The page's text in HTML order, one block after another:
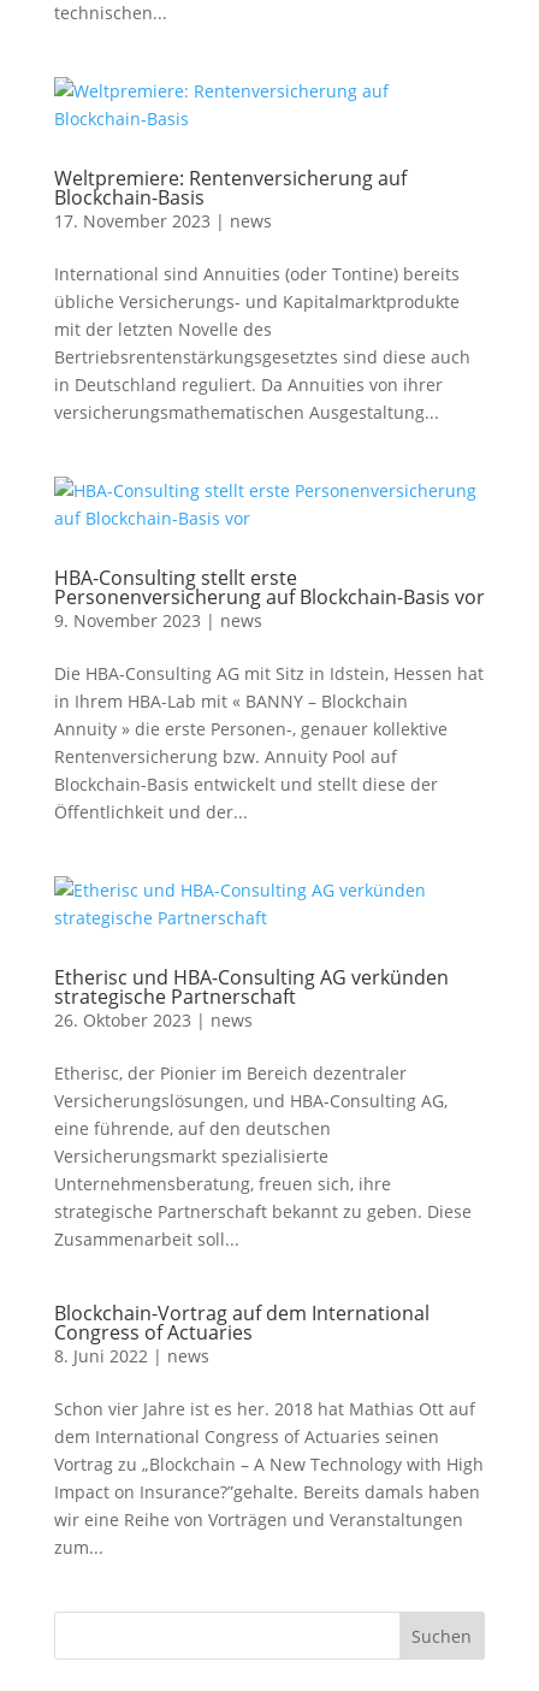
technischen...
Weltpremiere: Rentenversicherung auf
Blockchain-Basis
17. November 2023 | news
International sind Annuities (oder Tontine) bereits
übliche Versicherungs- und Kapitalmarktprodukte
mit der letzten Novelle des
Bertriebsrentenstärkungsgesetztes sind diese auch
in Deutschland reguliert. Da Annuities von ihrer
versicherungsmathematischen Ausgestaltung...
HBA-Consulting stellt erste
Personenversicherung auf Blockchain-Basis vor
9. November 2023 | news
Die HBA-Consulting AG mit Sitz in Idstein, Hessen hat
in Ihrem HBA-Lab mit « BANNY – Blockchain
Annuity » die erste Personen-, genauer kollektive
Rentenversicherung bzw. Annuity Pool auf
Blockchain-Basis entwickelt und stellt diese der
Öffentlichkeit und der...
Etherisc und HBA-Consulting AG verkünden
strategische Partnerschaft
26. Oktober 2023 | news
Etherisc, der Pionier im Bereich dezentraler
Versicherungslösungen, und HBA-Consulting AG,
eine führende, auf den deutschen
Versicherungsmarkt spezialisierte
Unternehmensberatung, freuen sich, ihre
strategische Partnerschaft bekannt zu geben. Diese
Zusammenarbeit soll...
Blockchain-Vortrag auf dem International
Congress of Actuaries
8. Juni 2022| news
Schon vier Jahre ist es her. 2018 hat Mathias Ott auf
dem International Congress of Actuaries seinen
Vortrag zu „Blockchain – A New Technology with High
Impact on Insurance?”gehalte. Bereits damals haben
wir eine Reihe von Vorträgen und Veranstaltungen
zum...